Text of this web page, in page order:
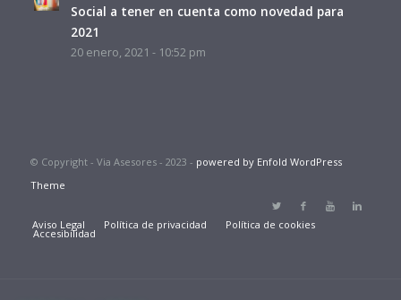
Social a tener en cuenta como novedad para
2021
20 enero, 2021 - 10:52 pm
© Copyright - Via Asesores - 2023 - powered by Enfold WordPress
Theme
Aviso Legal Política de privacidad Política de cookies
Accesibilidad